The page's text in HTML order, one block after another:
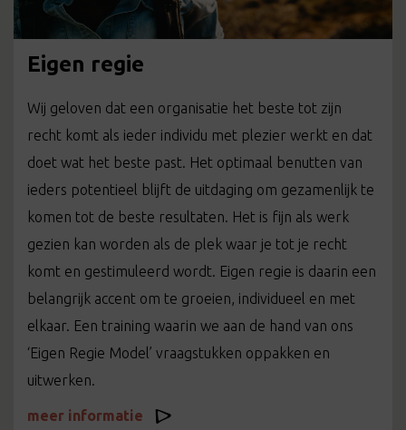
Eigen regie
Wij geloven dat een organisatie het beste tot zijn
recht komt als ieder individu met plezier werkt en dat
doet wat het beste past. Het optimaal benutten van
ieders potentieel blijft de uitdaging om gezamenlijk te
komen tot de beste resultaten. Het is fijn als werk
gezien kan worden als de plek waar je tot je recht
komt en gestimuleerd wordt. Eigen regie is daarin een
belangrijk accent om te groeien, individueel en met
elkaar. Een training waarin we aan de hand van ons
‘Eigen Regie Model’ vraagstukken oppakken en
uitwerken.
meer informatie